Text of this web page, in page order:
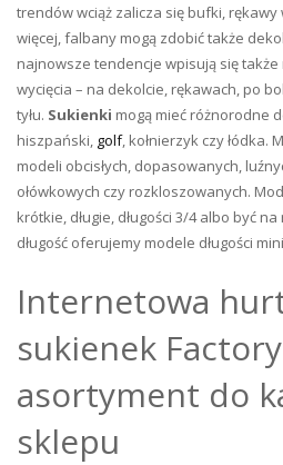
trendów wciąż zalicza się bufki, rękawy
więcej, falbany mogą zdobić także
najnowsze tendencje wpisują się
wycięcia – na dekolcie, rękawach, po
tyłu. Sukienki mogą mieć różnorodne
hiszpański, golf, kołnierzyk czy łódka.
modeli obcisłych, dopasowanych,
ołówkowych czy rozkloszowanych.
krótkie, długie, długości 3/4 albo być
długość oferujemy modele długości
Internetowa
sukienek
asortyment do
sklepu